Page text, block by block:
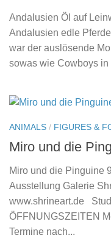
Andalusien Öl auf
Andalusien edle
war der auslösende
sowas wie Cowboys in
ANIMALS / FIGURES &
Miro und die
Miro und die Pinguine
Ausstellung Galerie
www.shrineart.de
ÖFFNUNGSZEITEN
Termine nach...